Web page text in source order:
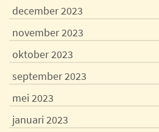
december 2023
november 2023
oktober 2023
september 2023
mei 2023
januari 2023